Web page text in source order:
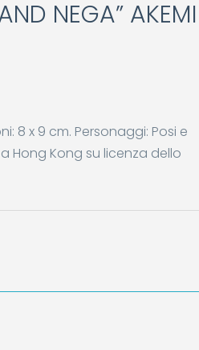
NEGA” AKEMI
8 x 9 cm. Personaggi: Posi e
Hong Kong su licenza dello